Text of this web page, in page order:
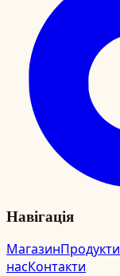
Навігація
МагазинПродукти
насКонтакти